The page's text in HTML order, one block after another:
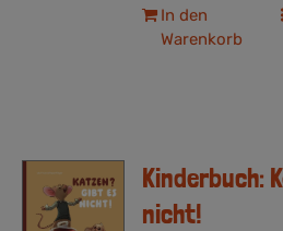
In den
Warenkorb
Kinderbuch:
nicht!